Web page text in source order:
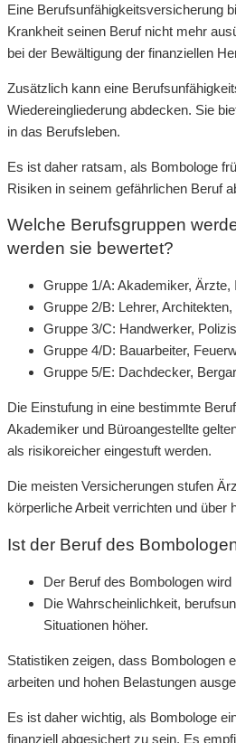
Eine Berufsunfähigkeitsversicherung
Krankheit seinen Beruf nicht mehr
bei der Bewältigung der finanziellen
Zusätzlich kann eine
Wiedereingliederung abdecken. Sie
in das Berufsleben.
Es ist daher ratsam, als Bombologe
Risiken in seinem gefährlichen Beruf
Welche Berufsgruppen
werden sie bewertet?
Gruppe 1/A: Akademiker, Ärzte,
Gruppe 2/B: Lehrer,
Gruppe 3/C: Handwerker,
Gruppe 4/D: Bauarbeiter,
Gruppe 5/E: Dachdecker,
Die Einstufung in eine bestimmte
Akademiker und Büroangestellte
als risikoreicher eingestuft werden.
Die meisten Versicherungen stufen
körperliche Arbeit verrichten und über
Ist der Beruf des
Der Beruf des Bombologen
Die Wahrscheinlichkeit,
Situationen höher.
Statistiken zeigen, dass Bombologen
arbeiten und hohen Belastungen
Es ist daher wichtig, als Bombologe
finanziell abgesichert zu sein. Es